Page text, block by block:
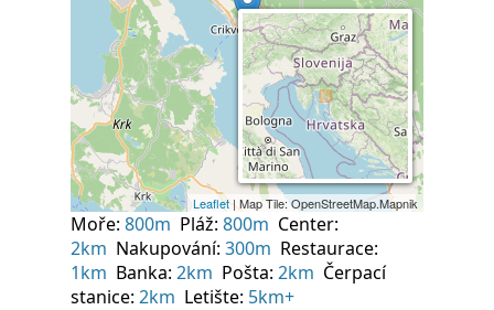
Moře: 800m Pláž: 800m Center:
2km Nakupování: 300m Restaurace:
1km Banka: 2km Pošta: 2km Čerpací
stanice: 2km Letište: 5km+